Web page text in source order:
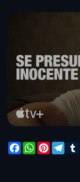
FacebookWhatsApp